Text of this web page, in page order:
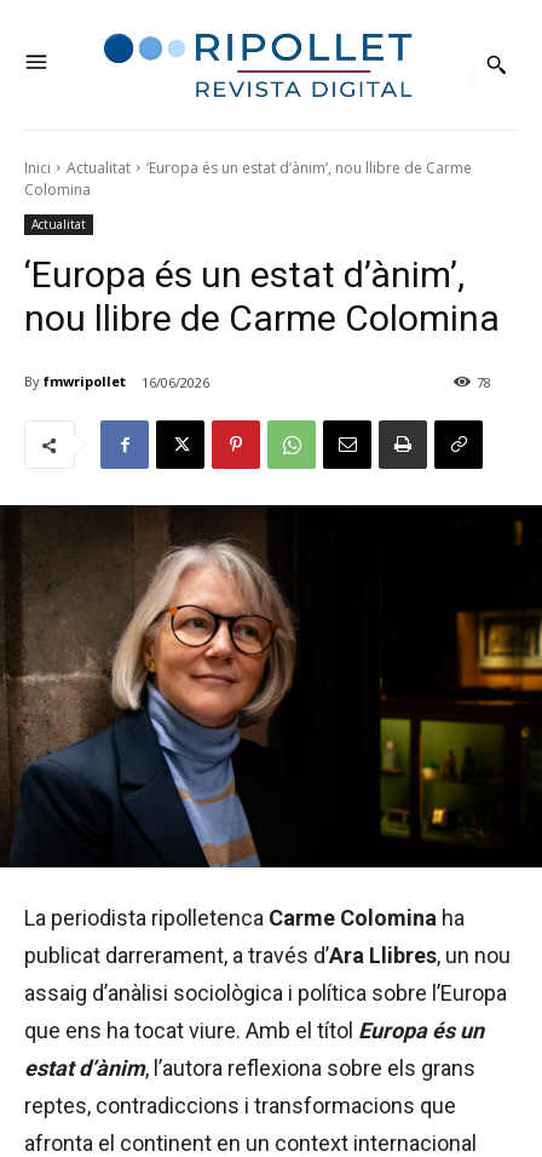
Inici Actualitat
‘Europa és un estat d’ànim’, nou llibre de Carme
Colomina
Actualitat
‘Europa és un estat d’ànim’,
nou llibre de Carme Colomina
By fmwripollet 16/06/2026 78
La periodista ripolletenca Carme Colomina ha
publicat darrerament, a través d’Ara Llibres, un nou
assaig d’anàlisi sociològica i política sobre l’Europa
que ens ha tocat viure. Amb el títol Europa és un
estat d’ànim, l’autora reflexiona sobre els grans
reptes, contradiccions i transformacions que
afronta el continent en un context internacional